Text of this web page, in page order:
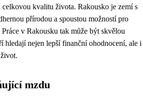
kvalitu života. Rakousko je zemí s
přírodou a spoustou možností pro
v Rakousku tak může být skvělou
hledají nejen lepší finanční ohodnocení, ale i
mzdu